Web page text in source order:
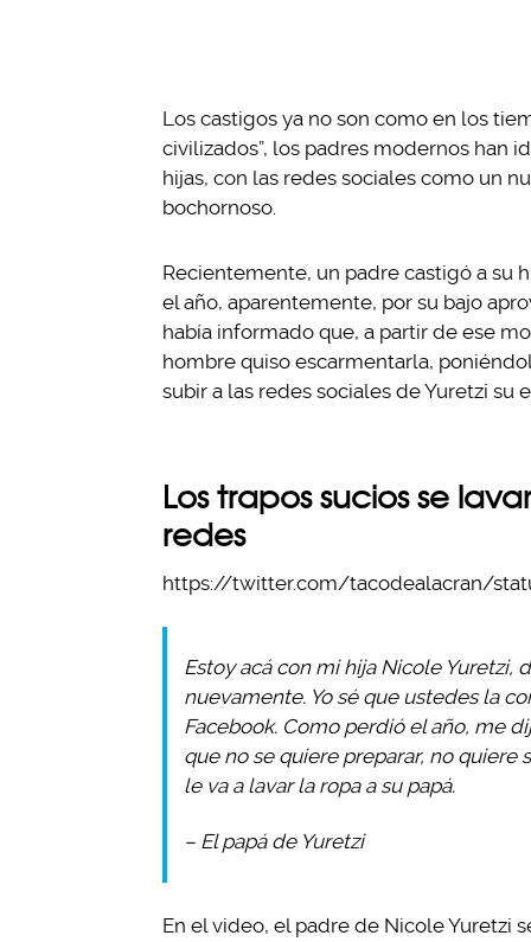
Los castigos ya no son como en los
civilizados”, los padres modernos han
hijas, con las redes sociales como un
bochornoso.
Recientemente, un padre castigó a su
el año, aparentemente, por su bajo
había informado que, a partir de ese
hombre quiso escarmentarla,
subir a las redes sociales de Yuretzi su
Los trapos sucios se
redes
https://twitter.com/tacodealacran/
Estoy acá con mi hija Nicole Yuretzi,
nuevamente. Yo sé que ustedes la
Facebook. Como perdió el año, me
que no se quiere preparar, no quiere
le va a lavar la ropa a su papá.
– El papá de Yuretzi
En el video, el padre de Nicole Yuretzi